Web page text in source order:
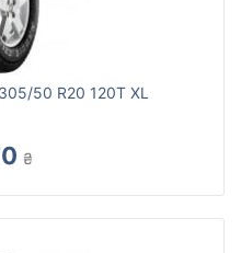
50 R20 120T XL
₴